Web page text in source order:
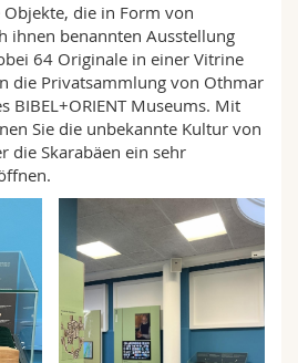
Objekte, die in Form von
ihnen benannten Ausstellung
64 Originale in einer Vitrine
die Privatsammlung von Othmar
BIBEL+ORIENT Museums. Mit
Sie die unbekannte Kultur von
die Skarabäen ein sehr